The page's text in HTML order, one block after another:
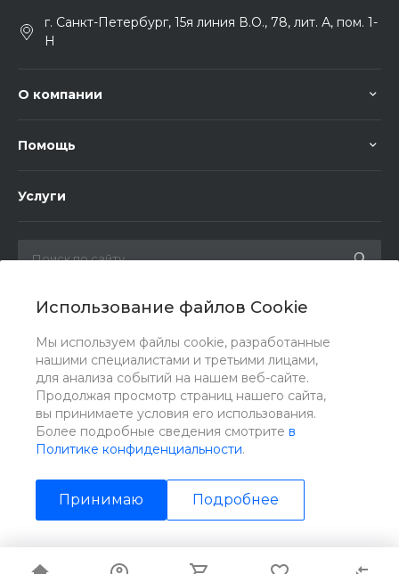
Использование файлов Cookie
Мы используем файлы cookie, разработанные
нашими специалистами и третьими лицами,
для анализа событий на нашем веб-сайте.
Продолжая просмотр страниц нашего сайта,
вы принимаете условия его использования.
Более подробные сведения смотрите в
Политике конфиденциальности.
Принимаю Подробнее
г. Санкт-Петербург, 15я линия В.О., 78, лит. А, пом. 1-
Н
О компании
Помощь
Услуги